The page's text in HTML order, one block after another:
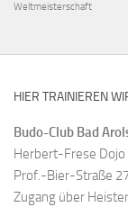
Weltmeisterschaft
HIER TRAINIEREN
Budo-Club Bad
Herbert-Frese Dojo
Prof.-Bier-Straße
Zugang über